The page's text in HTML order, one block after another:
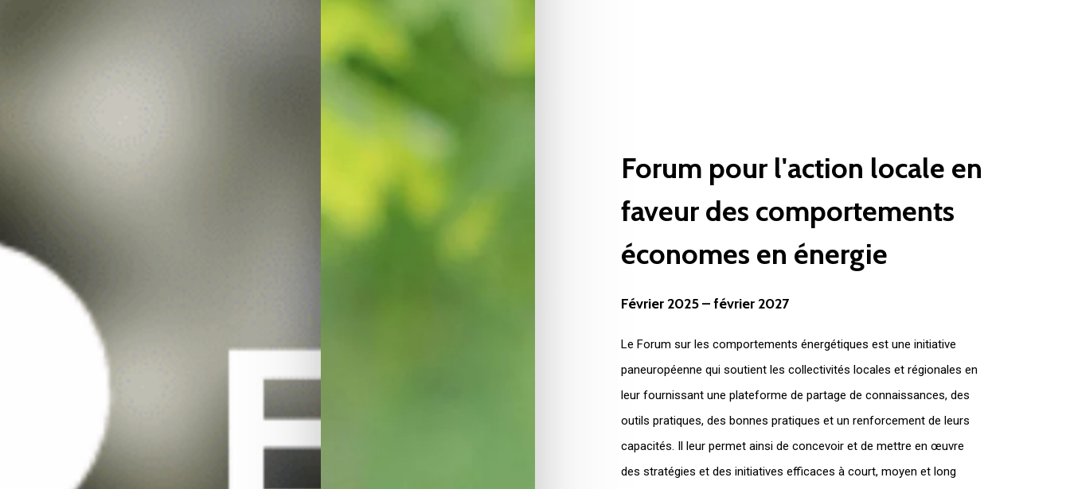
Forum pour l'action locale en
faveur des comportements
économes en énergie
Février 2025 – février 2027
Le Forum sur les comportements énergétiques est une initiative
paneuropéenne qui soutient les collectivités locales et régionales en
leur fournissant une plateforme de partage de connaissances, des
outils pratiques, des bonnes pratiques et un renforcement de leurs
capacités. Il leur permet ainsi de concevoir et de mettre en œuvre
des stratégies et des initiatives efficaces à court, moyen et long